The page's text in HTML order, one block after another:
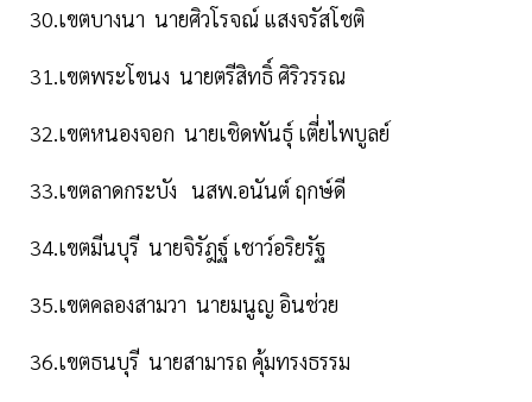
30.เขตบางนา นายศิวโรจณ์ แสงจรัสโชติ
31.เขตพระโขนง นายตรีสิทธิ์ ศิริวรรณ
32.เขตหนองจอก นายเชิดพันธุ์ เตี่ยไพบูลย์
33.เขตลาดกระบัง นสพ.อนันต์ ฤกษ์ดี
34.เขตมีนบุรี นายจิรัฎฐ์ เชาว์อริยรัฐ
35.เขตคลองสามวา นายมนูญ อินช่วย
36.เขตธนบุรี นายสามารถ คุ้มทรงธรรม